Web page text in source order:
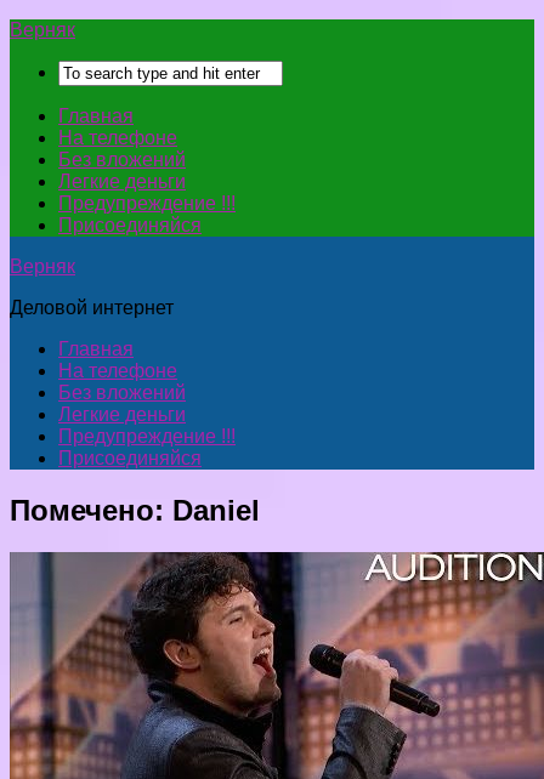
Верняк
Главная
На телефоне
Без вложений
Легкие деньги
Предупреждение !!!
Присоединяйся
Верняк
Деловой интернет
Главная
На телефоне
Без вложений
Легкие деньги
Предупреждение !!!
Присоединяйся
Помечено: Daniel